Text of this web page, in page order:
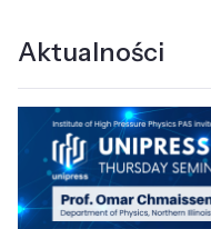
Aktualności